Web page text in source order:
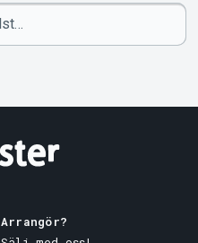
Arrangör?